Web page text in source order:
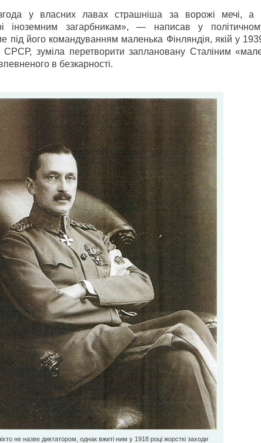
у власних лавах страшніша за ворожі мечі, а
іноземним загарбникам», — написав у
під його командуванням маленька Фінляндія, якій у
СРСР, зуміла перетворити заплановану Сталіним
в безкарності.
не назве диктатором, однак вжиті ним у 1918 році жорсткі заходи